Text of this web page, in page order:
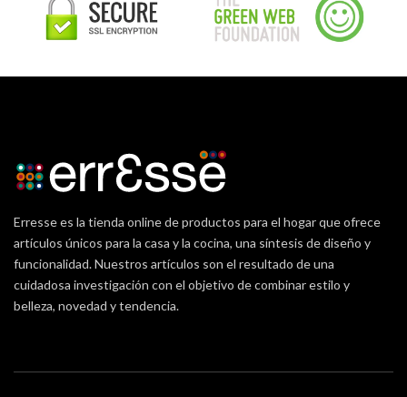
Erresse es la tienda online de productos para el hogar que ofrece
artículos únicos para la casa y la cocina, una síntesis de diseño y
funcionalidad. Nuestros artículos son el resultado de una
cuidadosa investigación con el objetivo de combinar estilo y
belleza, novedad y tendencia.